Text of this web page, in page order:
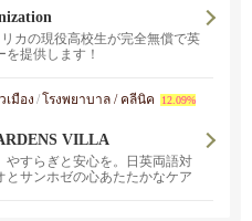
カの現役高校生が完全無償で英
を提供します！
มือง /โรงพยาบาล / คลีนิค
12.09%
VILLA
やすらぎと安心を。日英両語対
とサンホゼの心あたたかなケア